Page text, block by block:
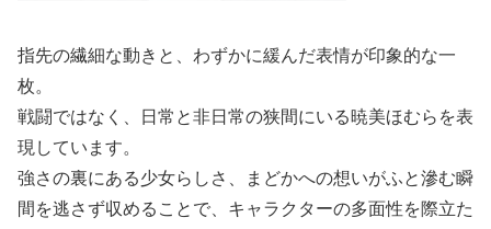
指先の繊細な動きと、わずかに緩んだ表情が印象的な一
枚。
戦闘ではなく、日常と非日常の狭間にいる暁美ほむらを表
現しています。
強さの裏にある少女らしさ、まどかへの想いがふと滲む瞬
間を逃さず収めることで、キャラクターの多面性を際立た